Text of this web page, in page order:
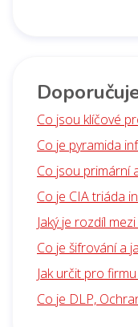
Co jsou klíčové
Co je pyramida
Co jsou primární
Co je CIA triáda
Jaký je rozdíl
Co je šifrování a
Jak určit pro
Co je DLP,